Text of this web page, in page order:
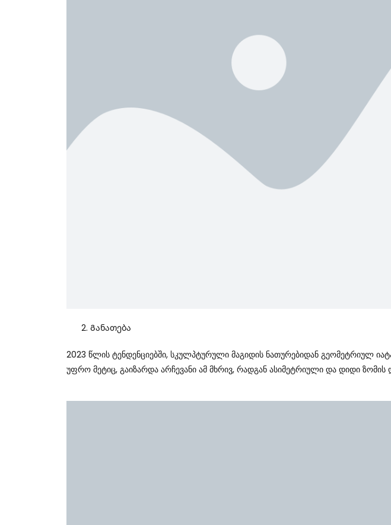
Განათება
2023 Წლის Ტენდენციებში, Სკულპტურული Მაგიდის Ნათურებიდან Გეომეტრიულ
Უფრო Მეტიც, Გაიზარდა Არჩევანი Ამ Მხრივ, Რადგან Ასიმეტრიული Და Დიდი